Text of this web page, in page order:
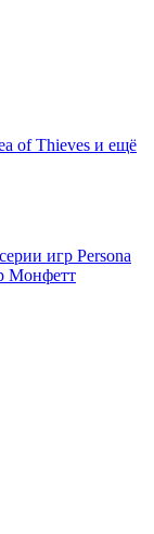
of Thieves и ещё
игр Persona
Монфетт